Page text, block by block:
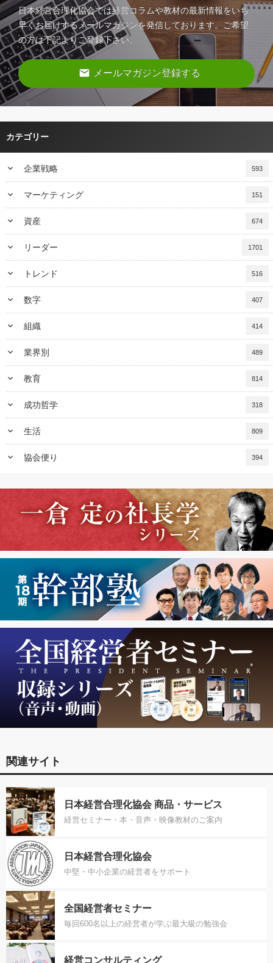
日本経営合理化協会では経営コラムや教材の最新情報をいち
早くお届けするメールマガジンを発信しております。ご希望
の方は下記よりご登録下さい。
email メールマガジン登録する
カテゴリー
keyboard_arrow_down 企業戦略 593
keyboard_arrow_down マーケティング 151
keyboard_arrow_down 資産 674
keyboard_arrow_down リーダー 1701
keyboard_arrow_down トレンド 516
keyboard_arrow_down 数字 407
keyboard_arrow_down 組織 414
keyboard_arrow_down 業界別 489
keyboard_arrow_down 教育 814
keyboard_arrow_down 成功哲学 318
keyboard_arrow_down 生活 809
keyboard_arrow_down 協会便り 394
関連サイト
日本経営合理化協会 商品・サービス
経営セミナー・本・音声・映像教材のご案内
日本経営合理化協会
中堅・中小企業の経営者をサポート
全国経営者セミナー
毎回600名以上の経営者が学ぶ最大級の勉強会
経営コンサルティング